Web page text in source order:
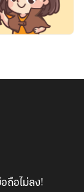
ถือไม่ลง!